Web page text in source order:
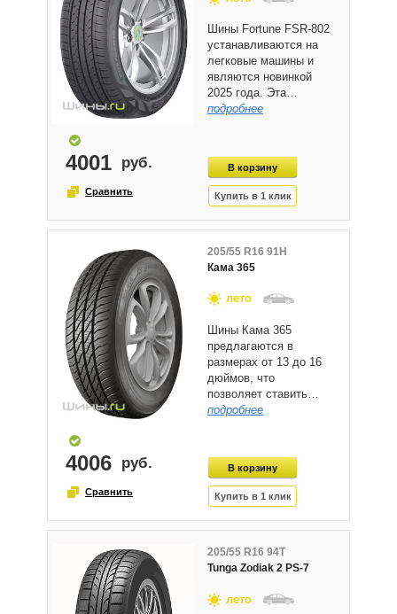
Шины Fortune FSR-802
устанавливаются на
легковые машины и
являются новинкой
2025 года. Эта…
подробнее
4001
205/55 R16 91H
Кама 365
лето
Шины Кама 365
предлагаются в
размерах от 13 до 16
дюймов, что
позволяет ставить…
подробнее
4006
205/55 R16 94T
Tunga Zodiak 2 PS-7
лето